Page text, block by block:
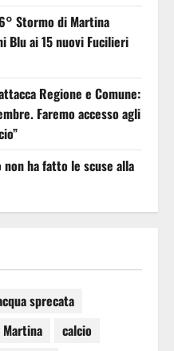
Stormo di Martina
Blu ai 15 nuovi Fucilieri
Regione e Comune:
Faremo accesso agli
non ha fatto le scuse alla
sprecata
Martina
calcio